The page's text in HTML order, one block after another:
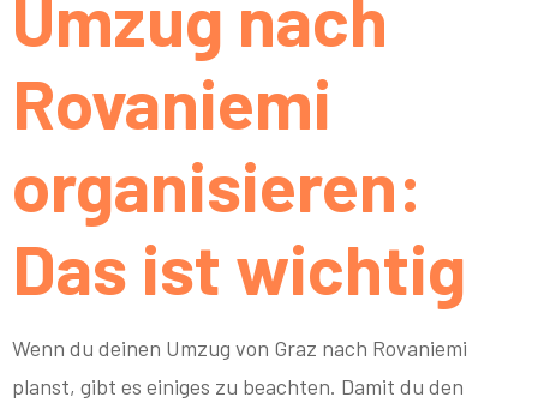
Umzug nach
Rovaniemi
organisieren:
Das ist wichtig
Wenn du deinen Umzug von Graz nach Rovaniemi
planst, gibt es einiges zu beachten. Damit du den